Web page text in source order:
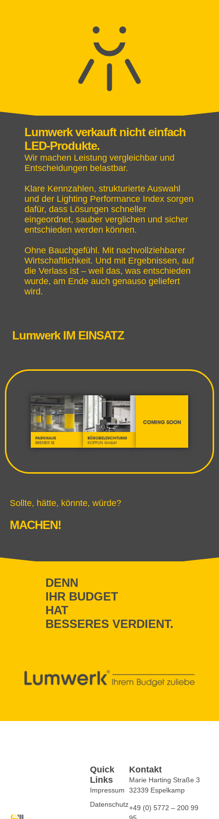
Lumwerk verkauft nicht einfach
LED-Produkte.
Wir machen Leistung vergleichbar und
Entscheidungen belastbar.
Klare Kennzahlen, strukturierte Auswahl
und der Lighting Performance Index sorgen
dafür, dass Lösungen schneller
eingeordnet, sauber verglichen und sicher
entschieden werden können.
Ohne Bauchgefühl. Mit nachvollziehbarer
Wirtschaftlichkeit. Und mit Ergebnissen, auf
die Verlass ist – weil das, was entschieden
wurde, am Ende auch genauso geliefert
wird.
Lumwerk IM EINSATZ
Sollte, hätte, könnte, würde?
MACHEN!
DENN
IHR BUDGET
HAT
BESSERES VERDIENT.
Quick
Links
Impressum
Datenschutz
Kontakt
Marie Harting Straße 3
32339 Espelkamp
+49 (0) 5772 – 200 99